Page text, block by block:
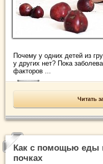
Почему у одних детей из
у других нет? Пока
факторов ...
Читать
Как с помощью еды
почках